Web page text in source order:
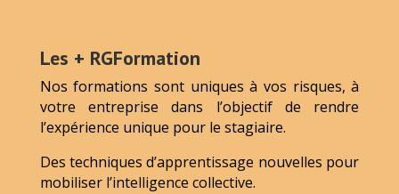
Les + RGFormation
Nos formations sont uniques à vos risques, à
votre entreprise dans l’objectif de rendre
l’expérience unique pour le stagiaire.
Des techniques d’apprentissage nouvelles pour
mobiliser l’intelligence collective.